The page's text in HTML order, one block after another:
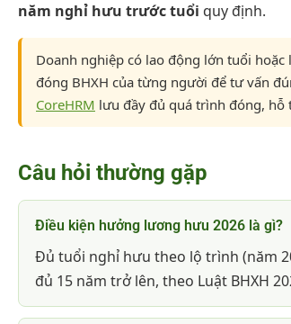
năm nghỉ hưu trước tuổi quy định.
Doanh nghiệp có lao động lớn tuổi
đóng BHXH của từng người để tư vấn
CoreHRM lưu đầy đủ quá trình đóng,
Câu hỏi thường gặp
Điều kiện hưởng lương hưu 2026 là gì?
Đủ tuổi nghỉ hưu theo lộ trình (năm
đủ 15 năm trở lên, theo Luật BHXH